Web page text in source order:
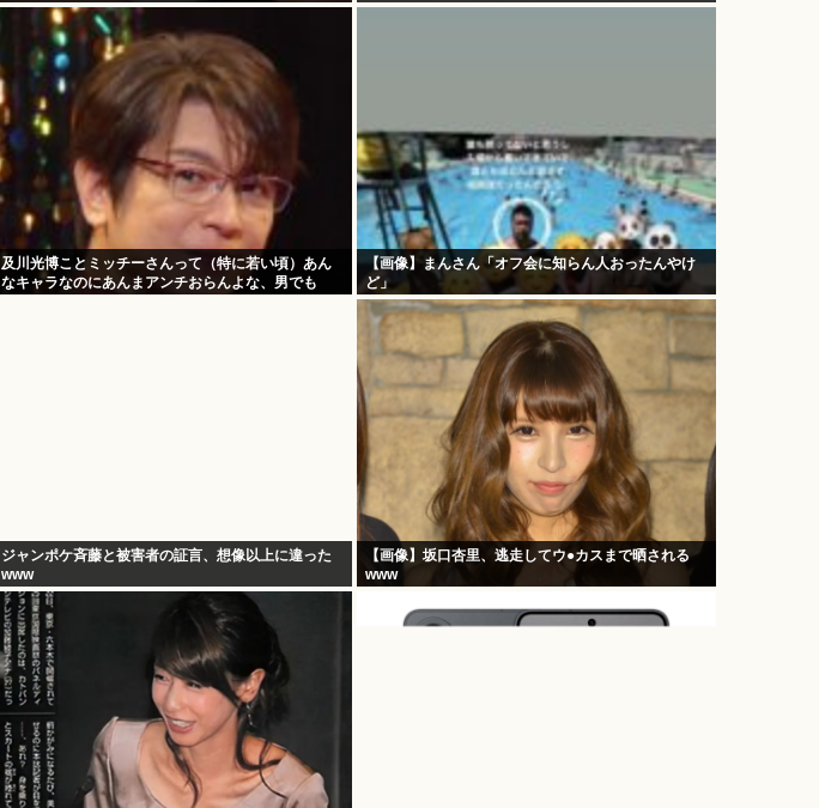
及川光博ことミッチーさんって（特に若い頃）あん
なキャラなのにあんまアンチおらんよな、男でも
【画像】まんさん「オフ会に知らん人おったんやけ
ど」
ジャンポケ斉藤と被害者の証言、想像以上に違った
www
【画像】坂口杏里、逃走してウ●カスまで晒される
www